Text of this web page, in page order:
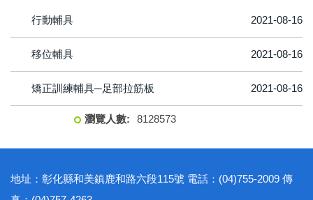
行動輔具 2021-08-16
移位輔具 2021-08-16
矯正訓練輔具─足部拉筋板 2021-08-16
8128573
地址：彰化縣和美鎮鹿和路六段115號 電話：(04)755-2009 傳